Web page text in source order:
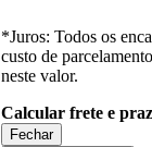
*Juros: Todos os
custo de
neste valor.
Calcular frete e
Fechar